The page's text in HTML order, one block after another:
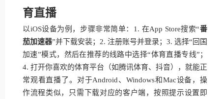
育直播
以iOS设备为例，步骤非常简单：1. 在App Store搜索“番
茄加速器”并下载安装；2. 注册账号并登录；3. 选择“回国
加速”模式，然后在推荐的线路中选择“体育直播专线”；
4. 打开你喜欢的体育平台（如腾讯体育、抖音），就能正
常观看直播了。对于Android、Windows和Mac设备，操
作流程类似，只需下载对应的客户端，按照提示设置即